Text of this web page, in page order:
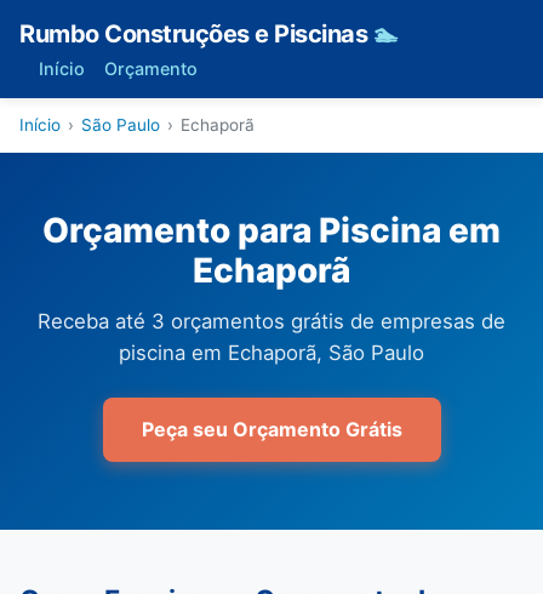
Rumbo Construções e Piscinas 🏊
Início Orçamento
Início › São Paulo › Echaporã
Orçamento para Piscina em
Echaporã
Receba até 3 orçamentos grátis de empresas de
piscina em Echaporã, São Paulo
Peça seu Orçamento Grátis